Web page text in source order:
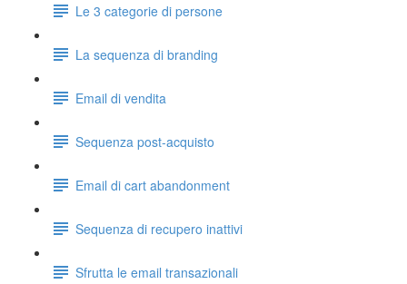
Le 3 categorie di persone
La sequenza di branding
Email di vendita
Sequenza post-acquisto
Email di cart abandonment
Sequenza di recupero inattivi
Sfrutta le email transazionali